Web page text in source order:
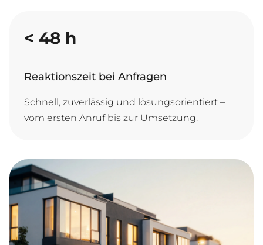
< 48 h
Reaktionszeit bei Anfragen
Schnell, zuverlässig und lösungsorientiert –
vom ersten Anruf bis zur Umsetzung.